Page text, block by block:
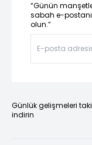
“Günün
sabah e-
olun.”
Günlük gelişmeleri
indirin